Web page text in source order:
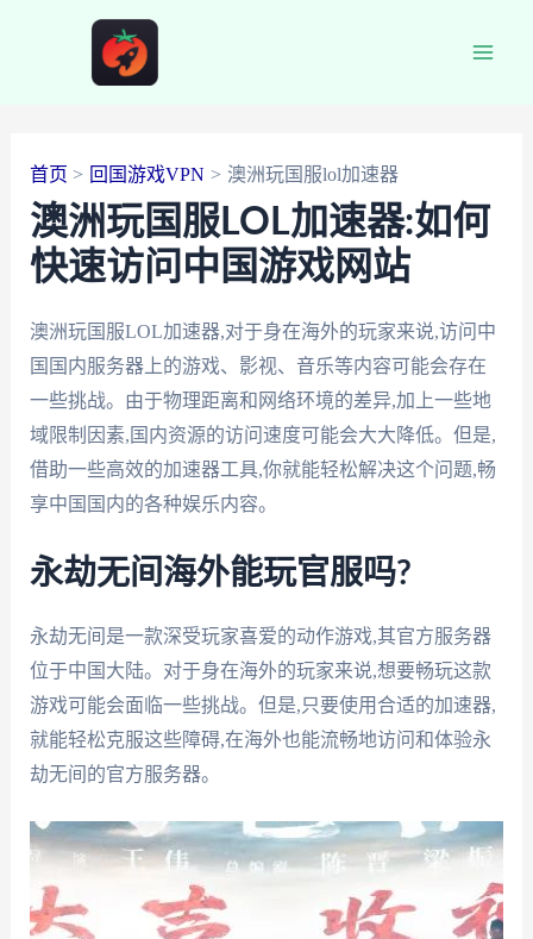
首页 回国游戏VPN 澳洲玩国服lol加速器
澳洲玩国服LOL加速器:如何
快速访问中国游戏网站
澳洲玩国服LOL加速器,对于身在海外的玩家来说,访问中
国国内服务器上的游戏、影视、音乐等内容可能会存在
一些挑战。由于物理距离和网络环境的差异,加上一些地
域限制因素,国内资源的访问速度可能会大大降低。但是,
借助一些高效的加速器工具,你就能轻松解决这个问题,畅
享中国国内的各种娱乐内容。
永劫无间海外能玩官服吗?
永劫无间是一款深受玩家喜爱的动作游戏,其官方服务器
位于中国大陆。对于身在海外的玩家来说,想要畅玩这款
游戏可能会面临一些挑战。但是,只要使用合适的加速器,
就能轻松克服这些障碍,在海外也能流畅地访问和体验永
劫无间的官方服务器。